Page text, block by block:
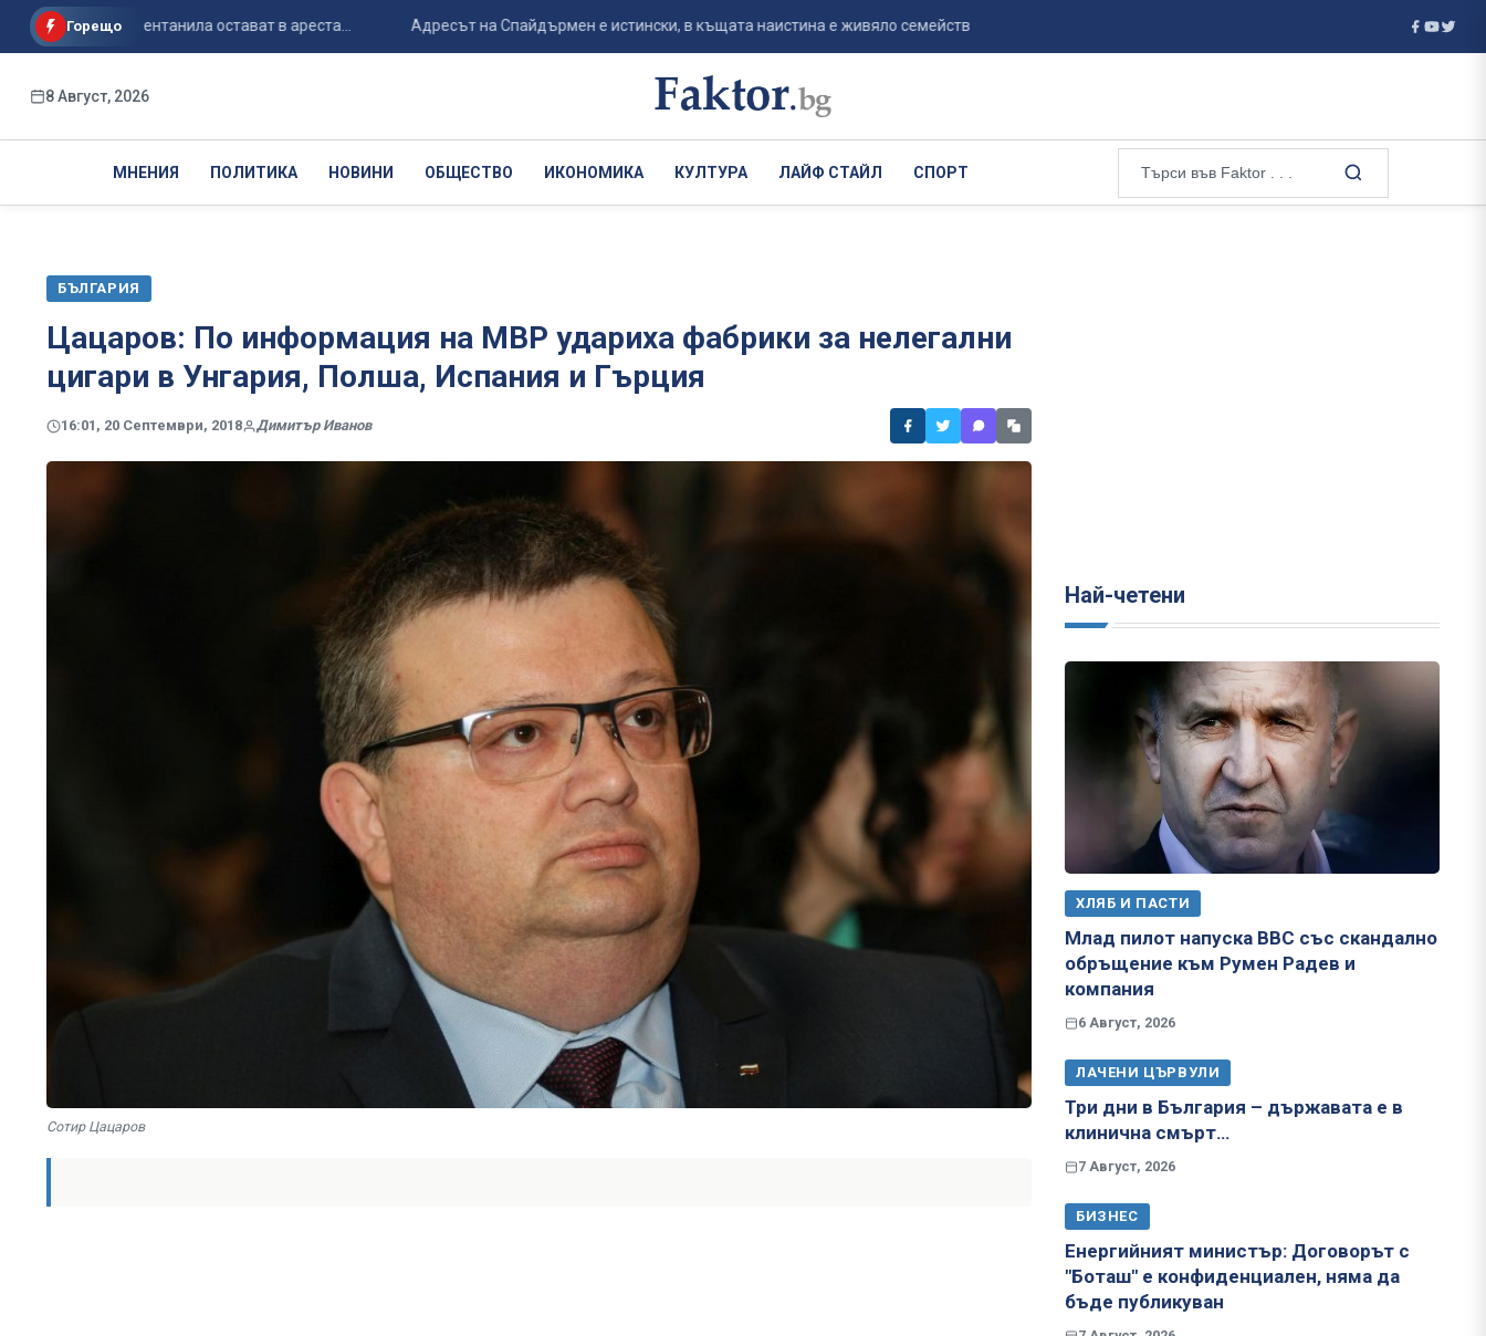
Горещо
с фентанила остават в ареста... Адресът на Спайдърмен е истински, в къщата наистина е живяло семейство Паркър – ... Мъск смята да построи най-голямата сграда в света -
8 Август, 2026
МНЕНИЯ ПОЛИТИКА НОВИНИ ОБЩЕСТВО ИКОНОМИКА КУЛТУРА ЛАЙФ СТАЙЛ СПОРТ
БЪЛГАРИЯ
Цацаров: По информация на МВР удариха фабрики за нелегални
цигари в Унгария, Полша, Испания и Гърция
16:01, 20 Септември, 2018 Димитър Иванов
Сотир Цацаров
Най-четени
ХЛЯБ И ПАСТИ
Млад пилот напуска ВВС със скандално
обръщение към Румен Радев и
компания
6 Август, 2026
ЛАЧЕНИ ЦЪРВУЛИ
Три дни в България – държавата е в
клинична смърт…
7 Август, 2026
БИЗНЕС
Енергийният министър: Договорът с
"Боташ" е конфиденциален, няма да
бъде публикуван